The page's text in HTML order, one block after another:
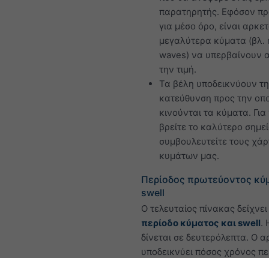
παρατηρητής. Εφόσον
για μέσο όρο, είναι
μεγαλύτερα κύματα (βλ.
waves) να υπερβαίνουν
την τιμή.
Τα βέλη υποδεικνύουν
κατεύθυνση προς την
κινούνται τα κύματα.
βρείτε το καλύτερο
συμβουλευτείτε τους
κυμάτων μας.
Περίοδος πρωτεύοντος
swell
Ο τελευταίος πίνακας δείχνει
περίοδο κύματος και swell.
δίνεται σε δευτερόλεπτα. Ο
υποδεικνύει πόσος χρόνος